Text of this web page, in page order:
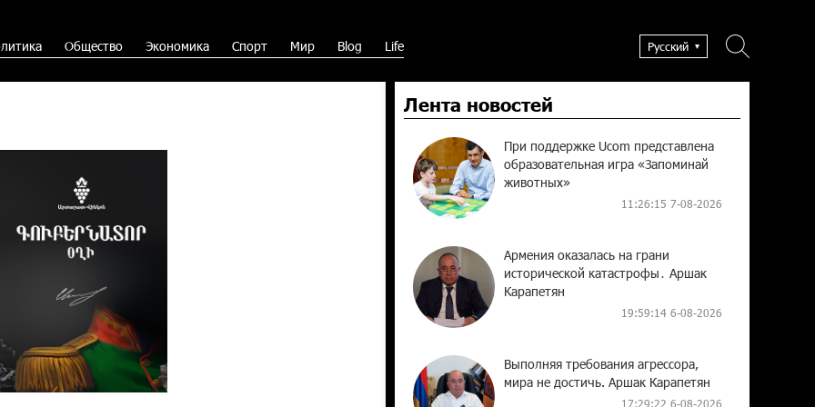
Общество Экономика Спорт Мир Blog Life Русский
Лента новостей
При поддержке Ucom представлена
образовательная игра «Запоминай
животных»
11:26:15 7-08-2026
Армения оказалась на грани
исторической катастрофы․ Аршак
Карапетян
19:59:14 6-08-2026
Выполняя требования агрессора,
мира не достичь. Аршак Карапетян
17:29:22 6-08-2026